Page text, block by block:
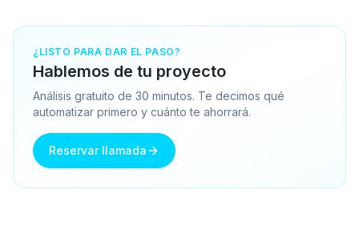
¿LISTO PARA DAR EL PASO?
Hablemos de tu proyecto
Análisis gratuito de 30 minutos. Te decimos qué
automatizar primero y cuánto te ahorrará.
Reservar llamada